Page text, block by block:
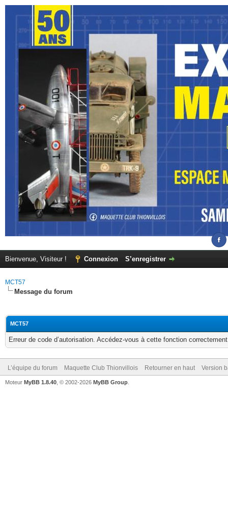
Bienvenue, Visiteur ! Connexion S’enregistrer
MCT57
Message du forum
MCT57
Erreur de code d’autorisation. Accédez-vous à cette fonction
L’équipe du forum Maquette Club Thionvillois Retourner en haut Version
Moteur MyBB 1.8.40 , © 2002-2026 MyBB Group